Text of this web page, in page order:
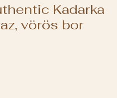
Kadarka
vörös bor